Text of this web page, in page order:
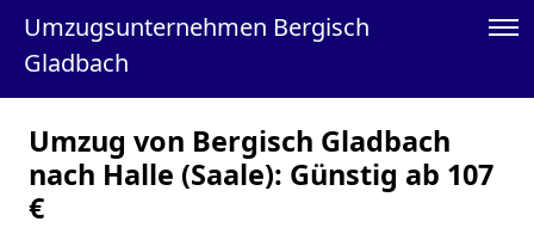
Umzugsunternehmen Bergisch
Gladbach
Umzug von Bergisch Gladbach
nach Halle (Saale): Günstig ab 107
€